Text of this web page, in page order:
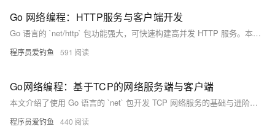
Go 网络编程：HTTP服务与客户端开发
Go 语言的 `net/http` 包功能强大，可快速构建高并发 HTTP 服务。本文从创建简单 HTTP 服务入手，逐步讲解请求与响应对象、URL 参数处理、自定义路由、JSON 接口、静态文件服务、中间件编写及 HTTPS 配置等内容。通过示例代码展示如何使用 `http.HandleFunc`、`http.ServeMux`、`http.Client` 等工具实现常见功能，帮助开发者掌握构建高效 Web 应用的核心技能。
程序员爱钓鱼 591
Go网络编程：基于TCP的网络服务端与客户端
本文介绍了使用 Go 语言的 `net` 包开发 TCP 网络服务的基础与进阶内容。首先简述了 TCP 协议的基本概念和通信流程，接着详细讲解了服务端与客户端的开发步骤，并提供了简单回显服务的示例代码。同时，文章探讨了服务端并发处理连接的方法，以及粘包/拆包、异常检测、超时控制等进阶技巧。最后通过群聊服务端的实战案例巩固知识点，并总结了 TCP 在高可靠性场景中的优势及 Go 并发模型带来的便利性。
程序员爱钓鱼 440